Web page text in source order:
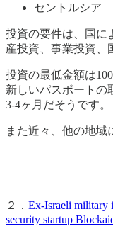
セントルシア
投資の要件は、国に
産投資、事業投資、
投資の最低金額は
新しいパスポートの
3-4ヶ月だそうです。
また近々、他の地域
２． Ex-Israeli military
security startup